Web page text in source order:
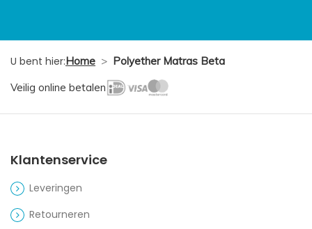
U bent hier:Home > Polyether Matras Beta
Veilig online betalen
Klantenservice
Leveringen
Retourneren